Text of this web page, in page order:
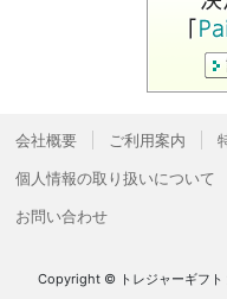
会社概要 ご利用案内
個人情報の取り扱いについて
お問い合わせ
Copyright © トレジャーギフト